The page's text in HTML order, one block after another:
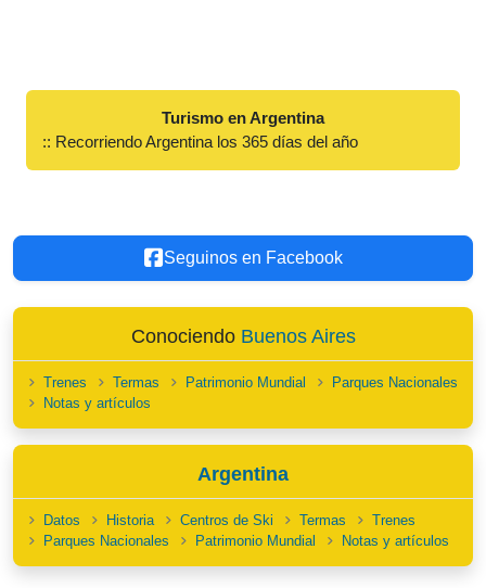
Turismo en Argentina
:: Recorriendo Argentina los 365 días del año
Seguinos en Facebook
Conociendo Buenos Aires
Trenes Termas Patrimonio Mundial
Parques Nacionales
Notas y artículos
Argentina
Datos Historia Centros de Ski Termas
Trenes
Parques Nacionales
Patrimonio Mundial Notas y artículos